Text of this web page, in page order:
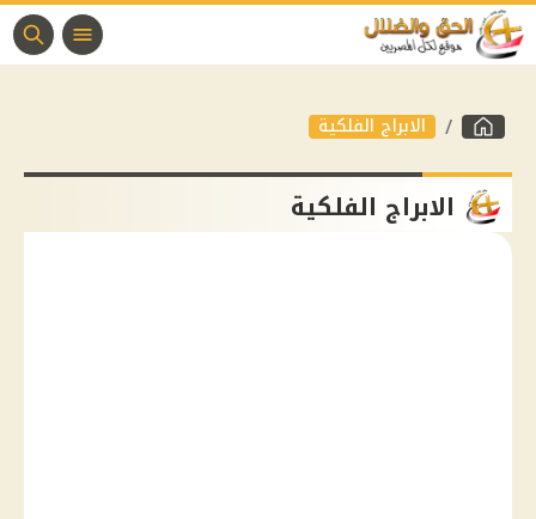
الابراج الفلكية
الابراج الفلكية